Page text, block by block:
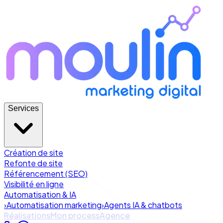
Services
Création de site
Refonte de site
Référencement (SEO)
Visibilité en ligne
Automatisation & IA
›Automatisation marketing›Agents IA & chatbots
RéalisationsMon processAgence